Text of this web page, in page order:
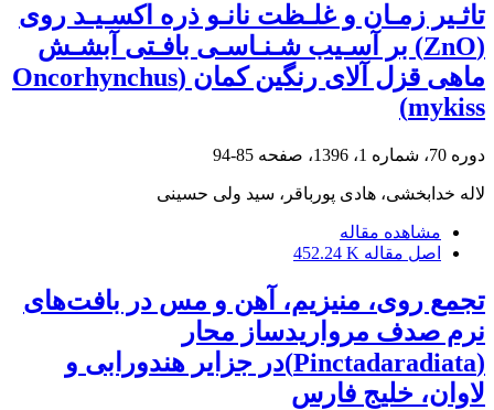
تاثـیر زمـان و غلـظت نانـو ذره اکسـیـد روی
(ZnO) بر آسـیب شـنـاسـی بافـتی آبشـش
ماهی قزل آلای رنگین کمان (Oncorhynchus
mykiss)
دوره 70، شماره 1، 1396، صفحه 85-94
لاله خدابخشی، هادی پورباقر، سید ولی حسینی
مشاهده مقاله
اصل مقاله 452.24 K
تجمع روی، منیزیم، آهن و مس در بافت‌های
نرم صدف مرواریدساز محار
(Pinctadaradiata)در جزایر هندورابی و
لاوان، خلیج فارس